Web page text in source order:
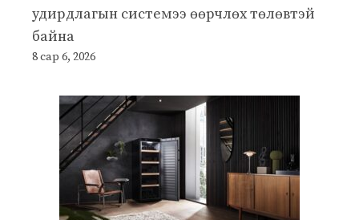
удирдлагын системээ өөрчлөх төлөвтэй
байна
8 сар 6, 2026